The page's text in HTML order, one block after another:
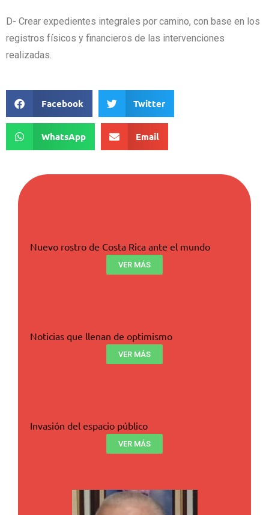
D- Crear expedientes integrales por camino, con base en los
registros físicos y financieros de las intervenciones
realizadas.
Facebook Twitter
WhatsApp Email
Nuevo rostro de Costa Rica ante el mundo
VER MÁS
Noticias que llenan de optimismo
VER MÁS
Invasión del espacio público
VER MÁS